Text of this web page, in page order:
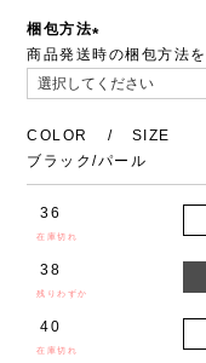
梱包方法
(必
須)
商品発送時の梱包方法
COLOR
SIZE
ブラック/パール
36
在庫切れ
38
残りわずか
40
在庫切れ